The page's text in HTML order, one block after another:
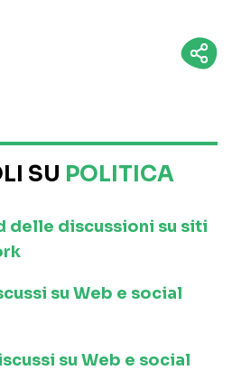
SU POLITICA
delle discussioni su siti
su Web e social
su Web e social